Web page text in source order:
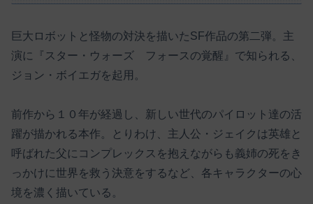
巨大ロボットと怪物の対決を描いたSF作品の第二弾。主
演に『スター・ウォーズ フォースの覚醒』で知られる、
ジョン・ボイエガを起用。
前作から１０年が経過し、新しい世代のパイロット達の活
躍が描かれる本作。とりわけ、主人公・ジェイクは英雄と
呼ばれた父にコンプレックスを抱えながらも義姉の死をき
っかけに世界を救う決意をするなど、各キャラクターの心
境を濃く描いている。